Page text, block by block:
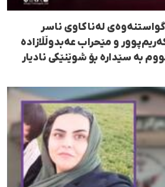
لەناکاوی ناسر
و مێحراب عەبدوڵڵازادە
بە سێدارە بۆ شوێنێکی نادیار